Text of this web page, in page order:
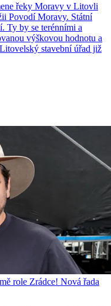
řeky Moravy v Litovli
Povodí Moravy. Státní
Ty by se terénními a
výškovou hodnotu a
stavební úřad již
role Zrádce! Nová řada